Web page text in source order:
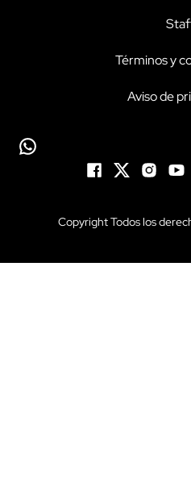
Términos y
Aviso de
Copyright Todos los